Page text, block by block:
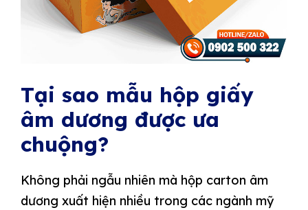
Tại sao mẫu hộp giấy
âm dương được ưa
chuộng?
Không phải ngẫu nhiên mà hộp carton âm
dương xuất hiện nhiều trong các ngành mỹ